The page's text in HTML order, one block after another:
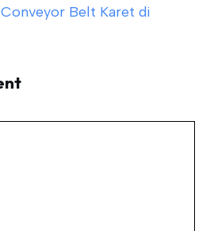
Belt Karet di